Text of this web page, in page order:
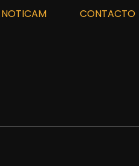
NOTICAM CONTACTO